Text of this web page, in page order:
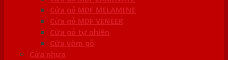
Cửa gỗ MDF MELAMINE
Cửa gỗ MDF VENEER
Cửa gỗ tự nhiên
Cửa vòm gỗ
Cửa nhựa